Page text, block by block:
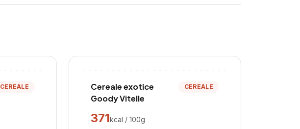
CEREALE
Cereale exotice
Goody Vitelle
CEREALE
371kcal / 100g